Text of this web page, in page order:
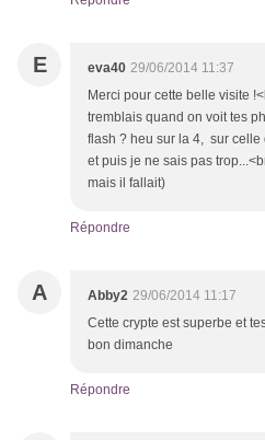
E eva40 29/06/2014 11:37
Merci pour cette belle visite
tremblais quand on voit tes
flash ? heu sur la 4, sur
et puis je ne sais pas
mais il fallait)
Répondre
A Abby2 29/06/2014 11:17
Cette crypte est superbe et
bon dimanche
Répondre